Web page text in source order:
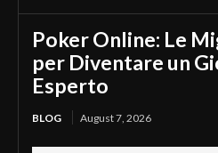
Poker Online: Le
per Diventare un
Esperto
BLOG August 7, 2026